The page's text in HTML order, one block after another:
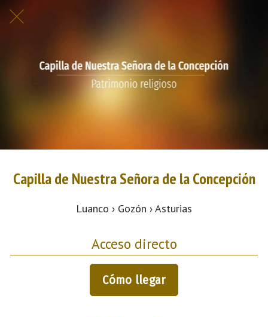
Capilla de Nuestra Señora de la Concepción
Luanco › Gozón › Asturias
Acceso directo
Cómo llegar